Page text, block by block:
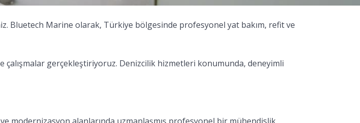
Bluetech Marine olarak, Türkiye bölgesinde profesyonel yat bakım, refit ve
gerçekleştiriyoruz. Denizcilik hizmetleri konumunda, deneyimli